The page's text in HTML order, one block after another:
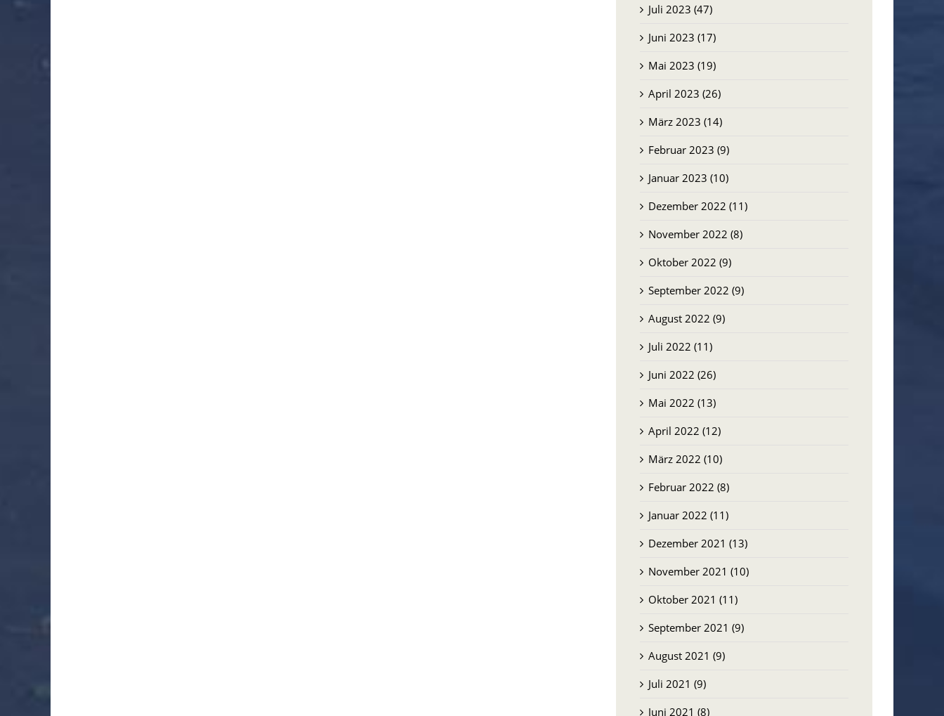
Juli 2023 (47)
Juni 2023 (17)
Mai 2023 (19)
April 2023 (26)
März 2023 (14)
Februar 2023 (9)
Januar 2023 (10)
Dezember 2022 (11)
November 2022 (8)
Oktober 2022 (9)
September 2022 (9)
August 2022 (9)
Juli 2022 (11)
Juni 2022 (26)
Mai 2022 (13)
April 2022 (12)
März 2022 (10)
Februar 2022 (8)
Januar 2022 (11)
Dezember 2021 (13)
November 2021 (10)
Oktober 2021 (11)
September 2021 (9)
August 2021 (9)
Juli 2021 (9)
Juni 2021 (8)